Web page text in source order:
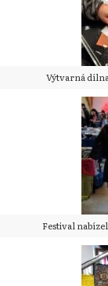
Výtvarná
Festival